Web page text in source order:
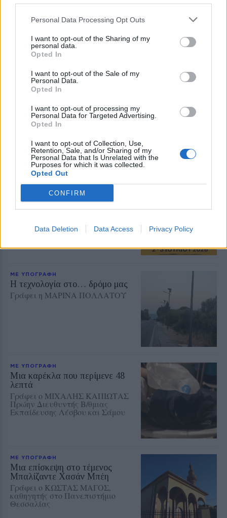
Personal Data Processing Opt Outs
I want to opt-out of the Sharing of my
personal data.
Opted In
I want to opt-out of the Sale of my
Personal Data.
Opted In
I want to opt-out of processing my
Personal Data for Targeted Advertising.
Opted In
I want to opt-out of Collection, Use,
Retention, Sale, and/or Sharing of my
Personal Data that Is Unrelated with the
Purposes for which it was collected.
Opted Out
CONFIRM
Data Deletion Data Access Privacy Policy
Πολύωρες και
επαναλαμβανόμενες διακοπές
νερού στο Πυργί
Κάτοικος της περιοχής
καταγγέλλει ότι ο οικισμός μένει
χωρίς υδροδότηση ακόμη και για
περισσότερες από 12 ώρες και ζητά
ΜΕ ΥΠΟΓΡΑΦΗ
90 χρόνια από τη Μεταξική
δικτατορία της 4ης Αυγούστου
Ένα Διεθνές Επιστημονικό
Συνέδριο για τον Θρησκευτικό
Φονταμενταλισμό
ΚΑΛΑΜΑΤΑΣ
ΜΕ ΥΠΟΓΡΑΦΗ
Η τεχνολογία στο… δρόμο μας
Γράφει η ΜΑΡΙΝΑ ΠΟΛΛΑΤΟΥ
ΜΕ ΥΠΟΓΡΑΦΗ
Μια καρέκλα που περίμενε 48
λεπτά
Γράφει ο ΜΙΧΑΛΗΣ ΚΑΠΙΩΤΑΣ
Πρώην Διευθυντής Β/θμιας
Εκπαίδευσης Λέσβου και Σάμου
ΜΕ ΥΠΟΓΡΑΦΗ
Μια επίσκεψη στο τέμενος
Μπαλίζαντε Χασάν Μπέη
Γράφει ο ΚΩΣΤΑΣ ΜΑΓΟΣ,
καθηγητής στο Πανεπιστήμιο
Θεσσαλίας